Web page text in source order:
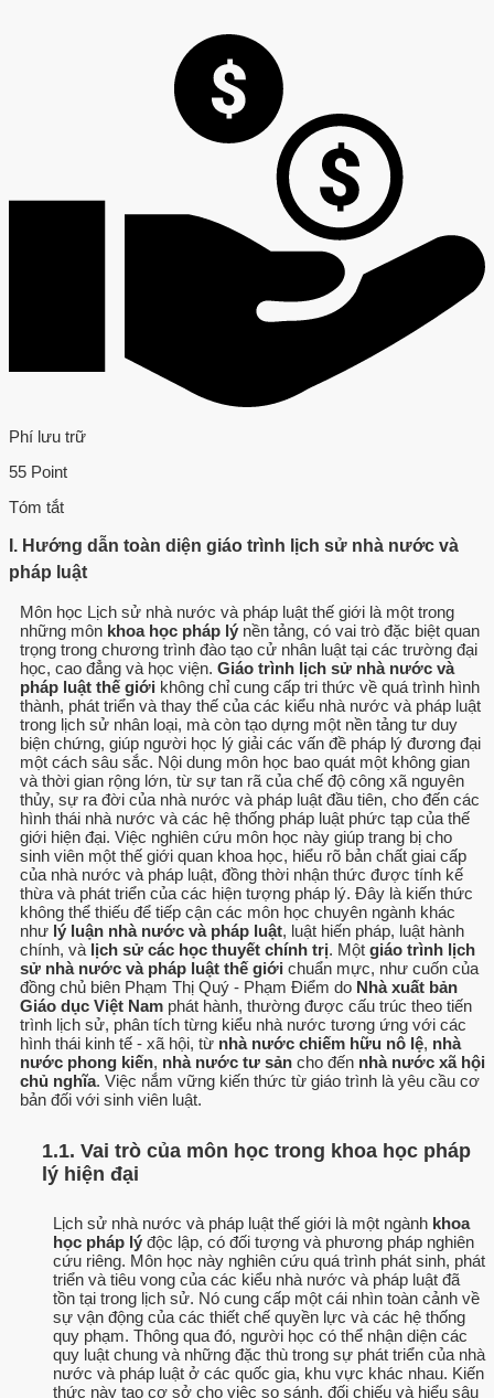
Phí lưu trữ
55 Point
Tóm tắt
I. Hướng dẫn toàn diện giáo trình lịch sử nhà nước và
pháp luật
Môn học Lịch sử nhà nước và pháp luật thế giới là một trong
những môn khoa học pháp lý nền tảng, có vai trò đặc biệt quan
trọng trong chương trình đào tạo cử nhân luật tại các trường đại
học, cao đẳng và học viện. Giáo trình lịch sử nhà nước và
pháp luật thế giới không chỉ cung cấp tri thức về quá trình hình
thành, phát triển và thay thế của các kiểu nhà nước và pháp luật
trong lịch sử nhân loại, mà còn tạo dựng một nền tảng tư duy
biện chứng, giúp người học lý giải các vấn đề pháp lý đương đại
một cách sâu sắc. Nội dung môn học bao quát một không gian
và thời gian rộng lớn, từ sự tan rã của chế độ công xã nguyên
thủy, sự ra đời của nhà nước và pháp luật đầu tiên, cho đến các
hình thái nhà nước và các hệ thống pháp luật phức tạp của thế
giới hiện đại. Việc nghiên cứu môn học này giúp trang bị cho
sinh viên một thế giới quan khoa học, hiểu rõ bản chất giai cấp
của nhà nước và pháp luật, đồng thời nhận thức được tính kế
thừa và phát triển của các hiện tượng pháp lý. Đây là kiến thức
không thể thiếu để tiếp cận các môn học chuyên ngành khác
như lý luận nhà nước và pháp luật, luật hiến pháp, luật hành
chính, và lịch sử các học thuyết chính trị. Một giáo trình lịch
sử nhà nước và pháp luật thế giới chuẩn mực, như cuốn của
đồng chủ biên Phạm Thị Quý - Phạm Điểm do Nhà xuất bản
Giáo dục Việt Nam phát hành, thường được cấu trúc theo tiến
trình lịch sử, phân tích từng kiểu nhà nước tương ứng với các
hình thái kinh tế - xã hội, từ nhà nước chiếm hữu nô lệ, nhà
nước phong kiến, nhà nước tư sản cho đến nhà nước xã hội
chủ nghĩa. Việc nắm vững kiến thức từ giáo trình là yêu cầu cơ
bản đối với sinh viên luật.
1.1. Vai trò của môn học trong khoa học pháp
lý hiện đại
Lịch sử nhà nước và pháp luật thế giới là một ngành khoa
học pháp lý độc lập, có đối tượng và phương pháp nghiên
cứu riêng. Môn học này nghiên cứu quá trình phát sinh, phát
triển và tiêu vong của các kiểu nhà nước và pháp luật đã
tồn tại trong lịch sử. Nó cung cấp một cái nhìn toàn cảnh về
sự vận động của các thiết chế quyền lực và các hệ thống
quy phạm. Thông qua đó, người học có thể nhận diện các
quy luật chung và những đặc thù trong sự phát triển của nhà
nước và pháp luật ở các quốc gia, khu vực khác nhau. Kiến
thức này tạo cơ sở cho việc so sánh, đối chiếu và hiểu sâu